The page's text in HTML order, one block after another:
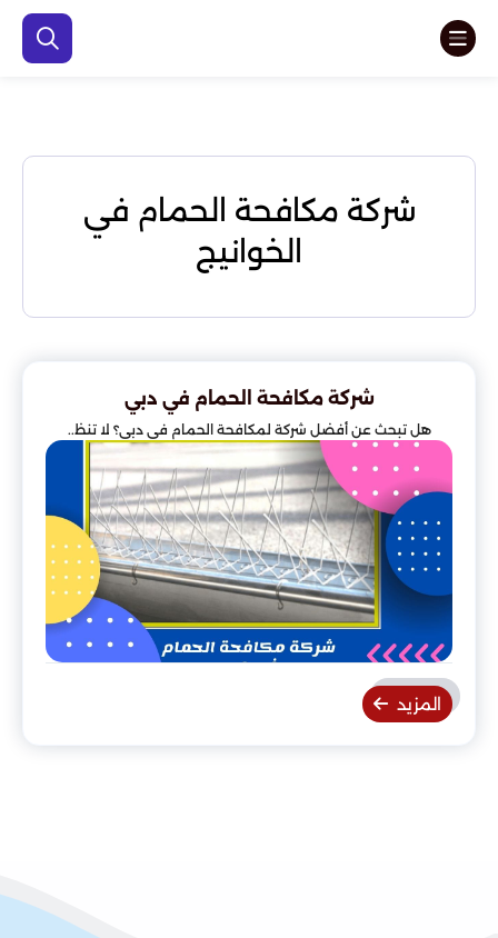
شركة مكافحة الحمام في
الخوانيج
شركة مكافحة الحمام في دبي
هل تبحث عن أفضل شركة لمكافحة الحمام في دبي؟ لا تنظ..
المزيد